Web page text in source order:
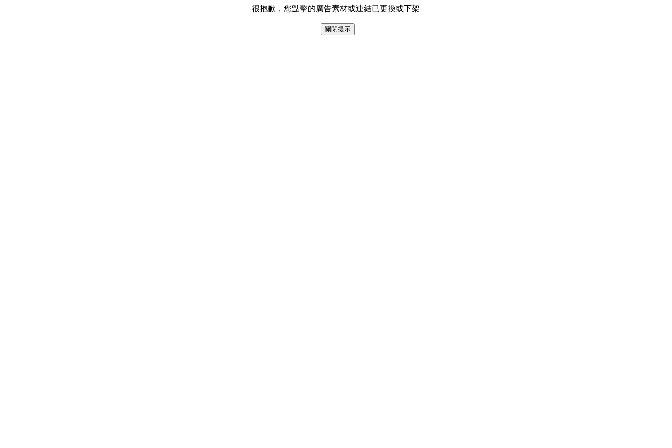
很抱歉，您點擊的廣告素材或連結已更換或下架